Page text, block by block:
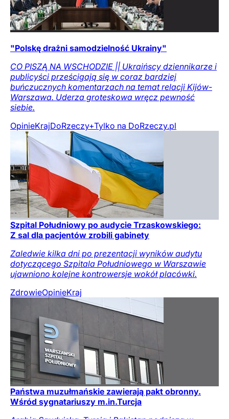
"Polskę drażni samodzielność Ukrainy"
CO PISZĄ NA WSCHODZIE || Ukraińscy dziennikarze i
publicyści prześcigają się w coraz bardziej
buńczucznych komentarzach na temat relacji Kijów-
Warszawa. Uderza groteskowa wręcz pewność
siebie.
OpinieKrajDoRzeczy+Tylko na DoRzeczy.pl
Szpital Południowy po audycie Trzaskowskiego:
Z sal dla pacjentów zrobili gabinety
Zaledwie kilka dni po prezentacji wyników audytu
dotyczącego Szpitala Południowego w Warszawie
ujawniono kolejne kontrowersje wokół placówki.
ZdrowieOpinieKraj
Państwa muzułmańskie zawierają pakt obronny.
Wśród sygnatariuszy m.in.Turcja